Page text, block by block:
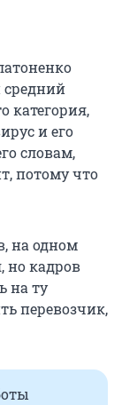
средний
категория,
и его
словам,
потому что
на одном
но кадров
на ту
перевозчик,